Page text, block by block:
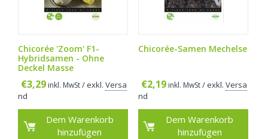
Chicorée 'Zoom' F1-
Hybridsamen - Ohne
Deckel Masse
€3,29 inkl. MwSt/ exkl. Versa
nd
Dem Warenkorb
hinzufügen
Chicorée-Samen Mechelse
€2,19 inkl. MwSt / exkl. Versa
nd
Dem Warenkorb
hinzufügen